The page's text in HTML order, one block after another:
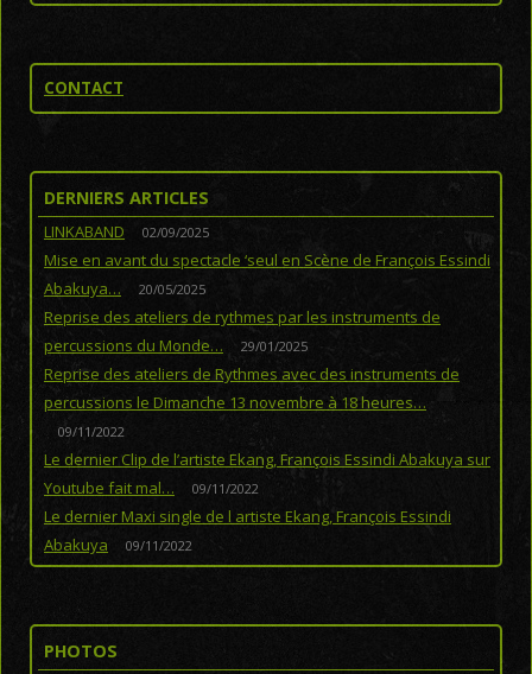
CONTACT
DERNIERS ARTICLES
LINKABAND 02/09/2025
Mise en avant du spectacle ‘seul en Scène de François Essindi
Abakuya…
20/05/2025
Reprise des ateliers de rythmes par les instruments de
percussions du Monde…
29/01/2025
Reprise des ateliers de Rythmes avec des instruments de
percussions le Dimanche 13 novembre à 18 heures…
09/11/2022
Le dernier Clip de l’artiste Ekang, François Essindi Abakuya sur
Youtube fait mal…
09/11/2022
Le dernier Maxi single de l artiste Ekang, François Essindi
Abakuya
09/11/2022
PHOTOS